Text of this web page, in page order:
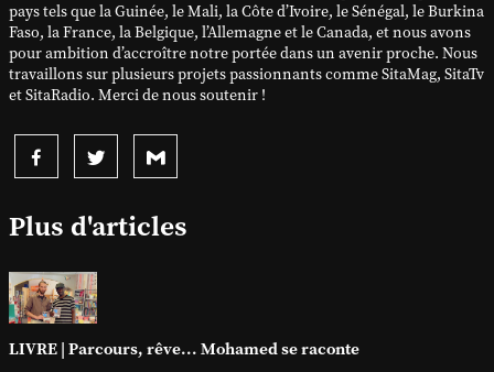
pays tels que la Guinée, le Mali, la Côte d’Ivoire, le Sénégal, le Burkina
Faso, la France, la Belgique, l’Allemagne et le Canada, et nous avons
pour ambition d’accroître notre portée dans un avenir proche. Nous
travaillons sur plusieurs projets passionnants comme SitaMag, SitaTv
et SitaRadio. Merci de nous soutenir !
Plus d'articles
LIVRE | Parcours, rêve... Mohamed se raconte